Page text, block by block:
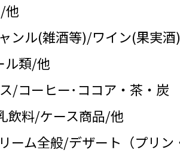
他
ル(雑酒等)/ワイン(果実
ル類/他
/コーヒー･ココア・茶・炭
飲料/ケース商品/他
ム全般/デザート（プリン